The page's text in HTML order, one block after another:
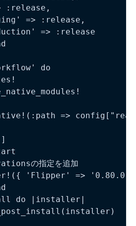
:release,
=> :release,
=> :release
do
=>
の指定を追加
'Flipper' =>
do |installer|